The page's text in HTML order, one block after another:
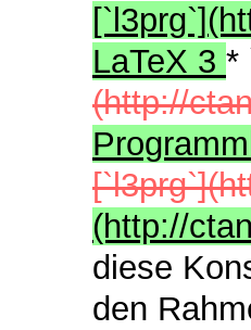
LaTeX 3 *
(http://
(http://
diese
den